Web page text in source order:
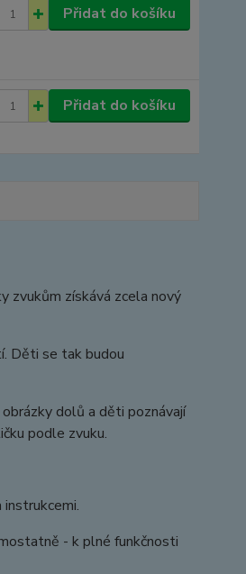
Přidat do košíku
Přidat do košíku
zvukům získává zcela nový
Děti se tak budou
dolů a děti poznávají
podle zvuku.
- k plné funkčnosti